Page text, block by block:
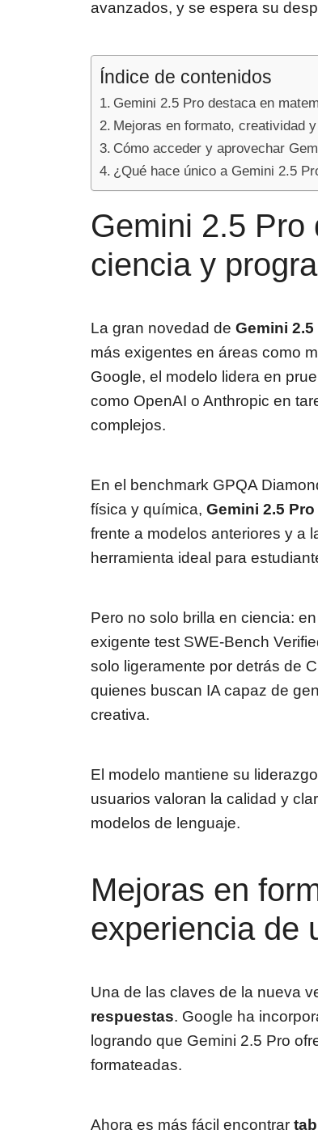
avanzados, y se espera su
Índice de contenidos
Gemini 2.5 Pro destaca en
Mejoras en formato, creatividad
Cómo acceder y aprovechar
¿Qué hace único a Gemini 2.5
Gemini 2.5 Pro
ciencia y
La gran novedad de Gemini 2.5
más exigentes en áreas como
Google, el modelo lidera en
como OpenAI o Anthropic en
complejos.
En el benchmark GPQA
física y química, Gemini 2.5
frente a modelos anteriores y a
herramienta ideal para
Pero no solo brilla en ciencia:
exigente test SWE-Bench
solo ligeramente por detrás de
quienes buscan IA capaz de
creativa.
El modelo mantiene su
usuarios valoran la calidad y
modelos de lenguaje.
Mejoras en
experiencia de
Una de las claves de la nueva
respuestas. Google ha
logrando que Gemini 2.5 Pro
formateadas.
Ahora es más fácil encontrar